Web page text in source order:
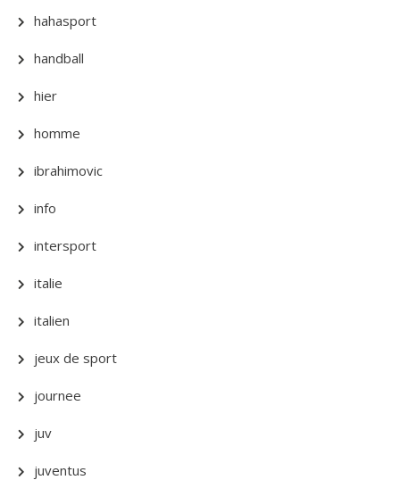
hahasport
handball
hier
homme
ibrahimovic
info
intersport
italie
italien
jeux de sport
journee
juv
juventus